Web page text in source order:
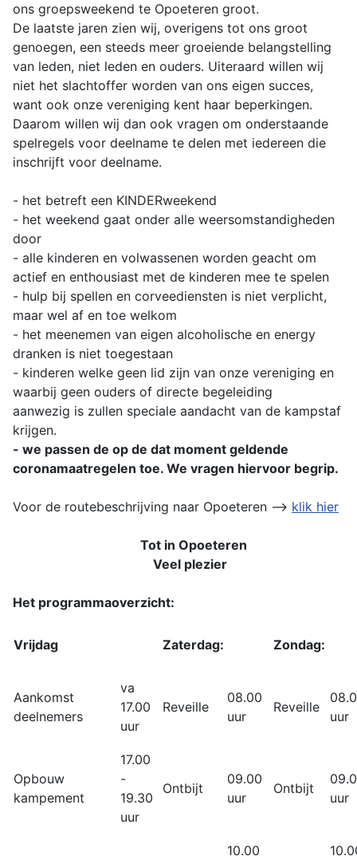
ons groepsweekend te Opoeteren groot.
De laatste jaren zien wij, overigens tot ons groot
genoegen, een steeds meer groeiende belangstelling
van leden, niet leden en ouders. Uiteraard willen wij
niet het slachtoffer worden van ons eigen succes,
want ook onze vereniging kent haar beperkingen.
Daarom willen wij dan ook vragen om onderstaande
spelregels voor deelname te delen met iedereen die
inschrijft voor deelname.
- het betreft een KINDERweekend
- het weekend gaat onder alle weersomstandigheden
door
- alle kinderen en volwassenen worden geacht om
actief en enthousiast met de kinderen mee te spelen
- hulp bij spellen en corveediensten is niet verplicht,
maar wel af en toe welkom
- het meenemen van eigen alcoholische en energy
dranken is niet toegestaan
- kinderen welke geen lid zijn van onze vereniging en
waarbij geen ouders of directe begeleiding
aanwezig is zullen speciale aandacht van de kampstaf
krijgen.
- we passen de op de dat moment geldende
coronamaatregelen toe. We vragen hiervoor begrip.
Voor de routebeschrijving naar Opoeteren --> klik hier
Tot in Opoeteren
Veel plezier
Het programmaoverzicht:
Vrijdag Zaterdag: Zondag:
Aankomst
deelnemers
va
17.00
uur
Reveille
08.00
uur
Reveille
uur
Opbouw
kampement
17.00
-
19.30
uur
Ontbijt
09.00
uur
Ontbijt
uur
10.00